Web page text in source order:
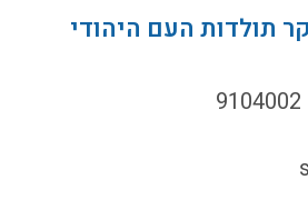
תולדות העם היהודי